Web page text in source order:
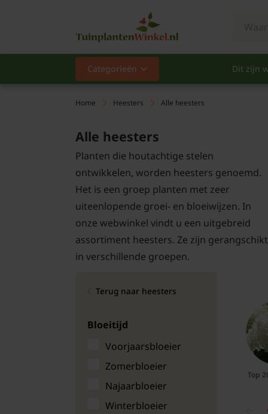
Categorieën Dit zijn
Categorieën
Populair
Heesters
Hagen
Klimplanten
Tuinbenodigdheden
Home Heesters Alle heesters
Alle heesters
Planten die houtachtige stelen
ontwikkelen, worden heesters genoemd.
Het is een groep planten met zeer
uiteenlopende groei- en bloeiwijzen. In
onze webwinkel vindt u een uitgebreid
assortiment heesters. Ze zijn gerangschikt
in verschillende groepen.
Terug naar heesters
Bloeitijd
Voorjaarsbloeier
Zomerbloeier
Najaarbloeier
Winterbloeier
Top